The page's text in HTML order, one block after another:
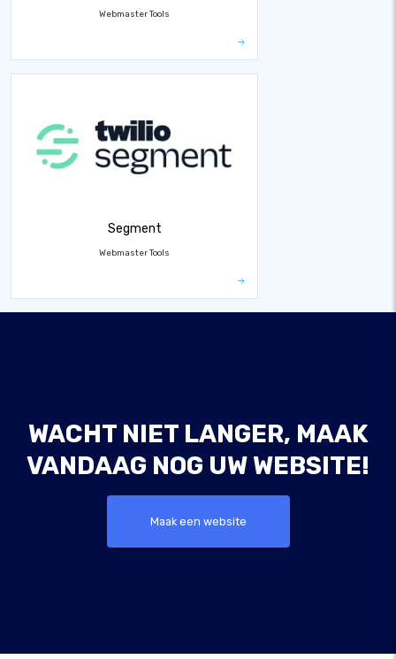
Webmaster Tools
Segment
Webmaster Tools
WACHT NIET LANGER, MAAK
VANDAAG NOG UW WEBSITE!
Maak een website